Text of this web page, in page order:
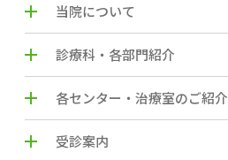
当院について
診療科・各部門紹介
各センター・治療室のご紹介
受診案内